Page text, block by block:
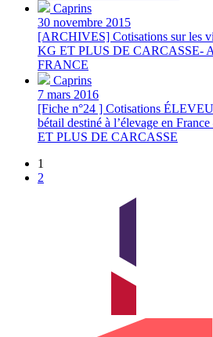
Caprins
30 novembre 2015
[ARCHIVES] Cotisations sur les
KG ET PLUS DE CARCASSE-
FRANCE
Caprins
7 mars 2016
[Fiche n°24 ] Cotisations
bétail destiné à l’élevage en
ET PLUS DE CARCASSE
1
2